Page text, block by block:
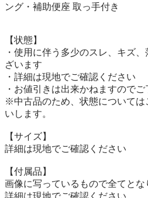
ング・補助便座 取っ手付き
【状態】
・使用に伴う多少のスレ、キズ
ざいます
・詳細は現地でご確認ください
・お値引きは出来かねますので
※中古品のため、状態については
いします。
【サイズ】
詳細は現地でご確認ください
【付属品】
画像に写っているもので全てとな
詳細は現地でご確認ください